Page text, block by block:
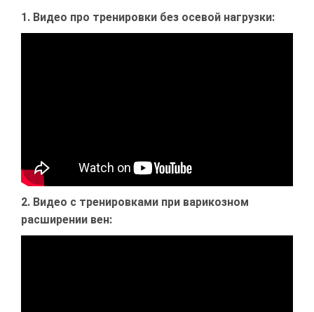
1. Видео про тренировки без осевой нагрузки:
2. Видео с тренировками при варикозном
расширении вен: